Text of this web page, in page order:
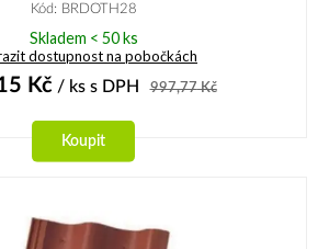
Kód: BRDOTH28
Skladem < 50 ks
dostupnost na pobočkách
Kč/ ks s DPH 997,77Kč
Koupit